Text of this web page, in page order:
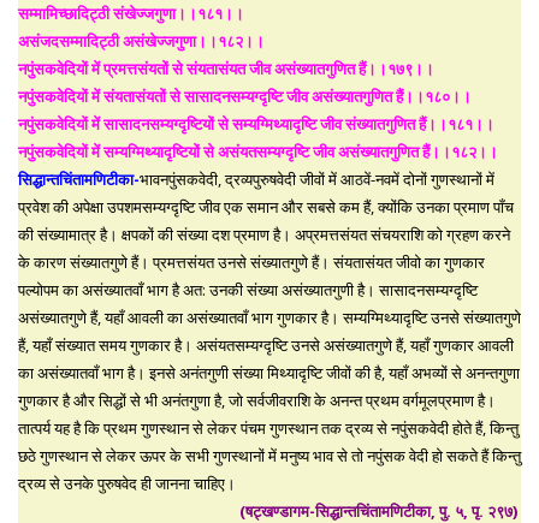
सम्मामिच्छादिट्ठी संखेज्जगुणा।।१८१।।
असंजदसम्मादिट्ठी असंखेज्जगुणा।।१८२।।
नपुंसकवेदियों में प्रमत्तसंयतों से संयतासंयत जीव असंख्यातगुणित हैं।।१७९।।
नपुंसकवेदियों में संयतासंयतों से सासादनसम्यग्दृष्टि जीव असंख्यातगुणित हैं।।१८०।।
नपुंसकवेदियों में सासादनसम्यग्दृष्टियों से सम्यग्मिथ्यादृष्टि जीव संख्यातगुणित हैं।।१८१।।
नपुंसकवेदियों में सम्यग्मिथ्यादृष्टियों से असंयतसम्यग्दृष्टि जीव असंख्यातगुणित हैं।।१८२।।
सिद्धान्तचिंतामणिटीका-भावनपुंसकवेदी, द्रव्यपुरुषवेदी जीवों में आठवें-नवमें दोनों गुणस्थानों में
प्रवेश की अपेक्षा उपशमसम्यग्दृष्टि जीव एक समान और सबसे कम हैं, क्योंकि उनका प्रमाण पाँच
की संख्यामात्र है। क्षपकों की संख्या दश प्रमाण है। अप्रमत्तसंयत संचयराशि को ग्रहण करने
के कारण संख्यातगुणे हैं। प्रमत्तसंयत उनसे संख्यातगुणे हैं। संयतासंयत जीवो का गुणकार
पल्योपम का असंख्यातवाँ भाग है अत: उनकी संख्या असंख्यातगुणी है। सासादनसम्यग्दृष्टि
असंख्यातगुणे हैं, यहाँ आवली का असंख्यातवाँ भाग गुणकार है। सम्यग्मिथ्यादृष्टि उनसे संख्यातगुणे
हैं, यहाँ संख्यात समय गुणकार है। असंयतसम्यग्दृष्टि उनसे असंख्यातगुणे हैं, यहाँ गुणकार आवली
का असंख्यातवाँ भाग है। इनसे अनंतगुणी संख्या मिथ्यादृष्टि जीवों की है, यहाँ अभव्यों से अनन्तगुणा
गुणकार है और सिद्धों से भी अनंतगुणा है, जो सर्वजीवराशि के अनन्त प्रथम वर्गमूलप्रमाण है।
तात्पर्य यह है कि प्रथम गुणस्थान से लेकर पंचम गुणस्थान तक द्रव्य से नपुंसकवेदी होते हैं, किन्तु
छठे गुणस्थान से लेकर ऊपर के सभी गुणस्थानों में मनुष्य भाव से तो नपुंसक वेदी हो सकते हैं किन्तु
द्रव्य से उनके पुरुषवेद ही जानना चाहिए।
(षट्खण्डागम-सिद्धान्तचिंतामणिटीका, पु. ५, पृ. २९७)